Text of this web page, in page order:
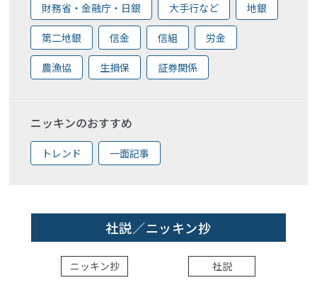
財務省・金融庁・日銀 大手行など 地銀
第二地銀 信金 信組 労金
農漁協 生損保 証券関係
ニッキンのおすすめ
トレンド 一面記事
社説／ニッキン抄
ニッキン抄 社説